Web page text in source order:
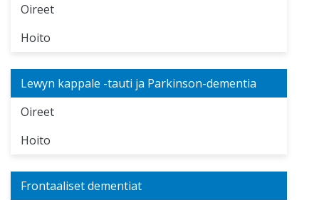
Oireet
Hoito
Lewyn kappale -tauti ja Parkinson-dementia
Oireet
Hoito
Frontaaliset dementiat